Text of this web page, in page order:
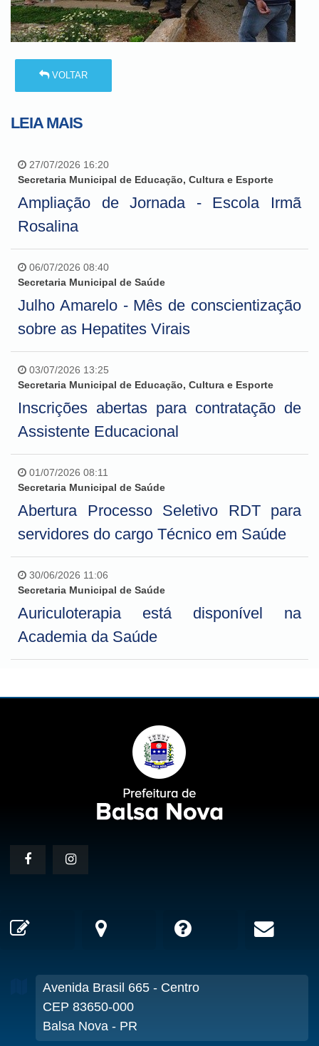
VOLTAR
LEIA MAIS
27/07/2026 16:20
Secretaria Municipal de Educação, Cultura e Esporte
Ampliação de Jornada - Escola Irmã
Rosalina
06/07/2026 08:40
Secretaria Municipal de Saúde
Julho Amarelo - Mês de conscientização
sobre as Hepatites Virais
03/07/2026 13:25
Secretaria Municipal de Educação, Cultura e Esporte
Inscrições abertas para contratação de
Assistente Educacional
01/07/2026 08:11
Secretaria Municipal de Saúde
Abertura Processo Seletivo RDT para
servidores do cargo Técnico em Saúde
30/06/2026 11:06
Secretaria Municipal de Saúde
Auriculoterapia está disponível na
Academia da Saúde
Avenida Brasil 665 - Centro
CEP 83650-000
Balsa Nova - PR